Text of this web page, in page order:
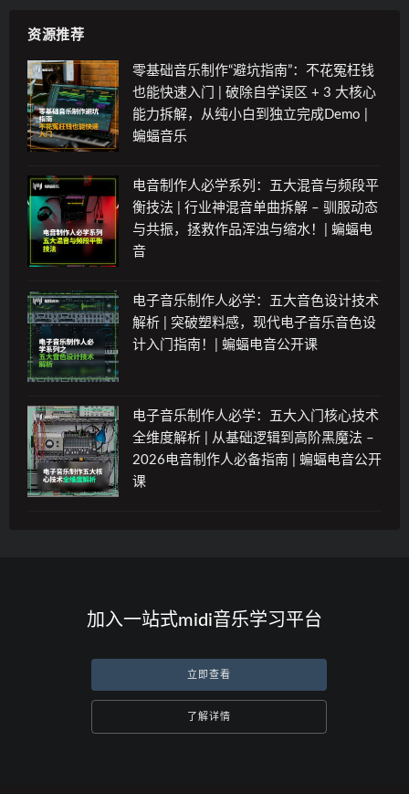
资源推荐
零基础音乐制作“避坑指南”：不花冤枉钱
也能快速入门 | 破除自学误区 + 3 大核心
能力拆解，从纯小白到独立完成Demo |
蝙蝠音乐
电音制作人必学系列：五大混音与频段平
衡技法 | 行业神混音单曲拆解 – 驯服动态
与共振，拯救作品浑浊与缩水！| 蝙蝠电
音
电子音乐制作人必学：五大音色设计技术
解析 | 突破塑料感，现代电子音乐音色设
计入门指南！| 蝙蝠电音公开课
电子音乐制作人必学：五大入门核心技术
全维度解析 | 从基础逻辑到高阶黑魔法 –
2026电音制作人必备指南 | 蝙蝠电音公开
课
加入一站式midi音乐学习平台
立即查看
了解详情